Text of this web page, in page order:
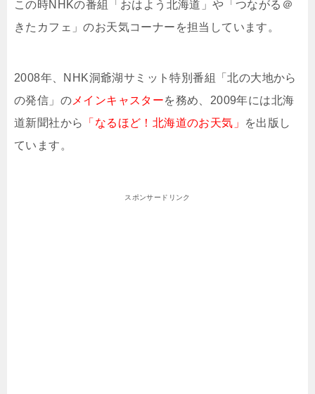
この時NHKの番組「おはよう北海道」や「つながる＠
きたカフェ」のお天気コーナーを担当しています。
2008年、NHK洞爺湖サミット特別番組「北の大地から
の発信」の メインキャスターを務め、2009年には北海
道新聞社から
「なるほど！北海道のお天気」
を出版し
ています。
スポンサードリンク